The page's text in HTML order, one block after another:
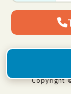
Copyright ©